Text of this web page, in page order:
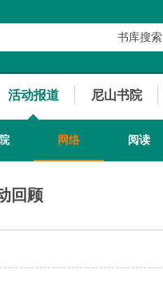
书库搜索
活动报道 尼山书院
网络 阅读
回顾